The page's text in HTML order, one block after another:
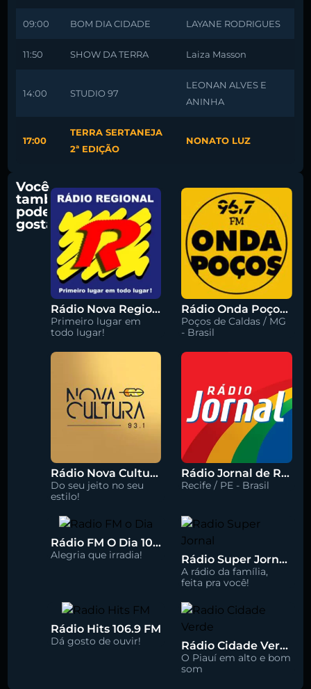
09:00 BOM DIA CIDADE LAYANE RODRIGUES
11:50 SHOW DA TERRA Laiza Masson
14:00 STUDIO 97
LEONAN ALVES E
ANINHA
17:00
TERRA SERTANEJA
2ª EDIÇÃO
NONATO LUZ
Você
também
pode
gostar
Rádio Nova Regional 91.5 FM
Primeiro lugar em
todo lugar!
Rádio Onda Poços 96.7 FM
Poços de Caldas / MG
- Brasil
Rádio Nova Cultura 93.1 FM
Do seu jeito no seu
estilo!
Rádio Jornal de Recife 90.3 FM
Recife / PE - Brasil
Rádio FM O Dia 100.5
Alegria que irradia! Rádio Super Jornal 105.7 FM
A rádio da família,
feita pra você!
Rádio Hits 106.9 FM
Dá gosto de ouvir! Rádio Cidade Verde 93.5 FM
O Piauí em alto e bom
som